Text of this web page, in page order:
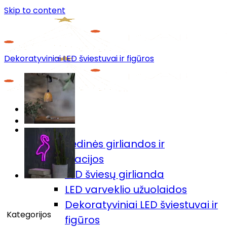
Skip to content
Menu
Prekių katalogas
🎄Kalėdinės girliandos ir
dekoracijos
LED šviesų girlianda
LED varveklio užuolaidos
Dekoratyviniai LED šviestuvai ir
figūros
Dekoratyviniai LED šviestuvai ir figūros
Kategorijos